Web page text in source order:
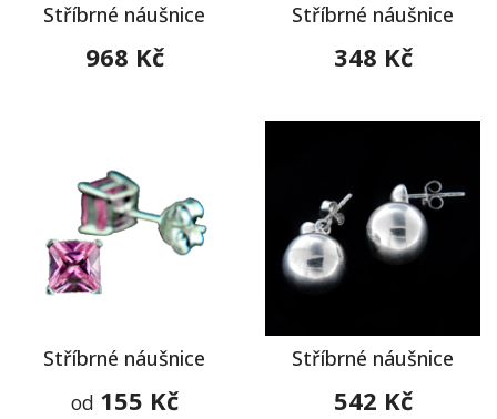
Stříbrné náušnice
968 Kč
Stříbrné náušnice
348 Kč
Stříbrné náušnice
od 155 Kč
Stříbrné náušnice
542 Kč